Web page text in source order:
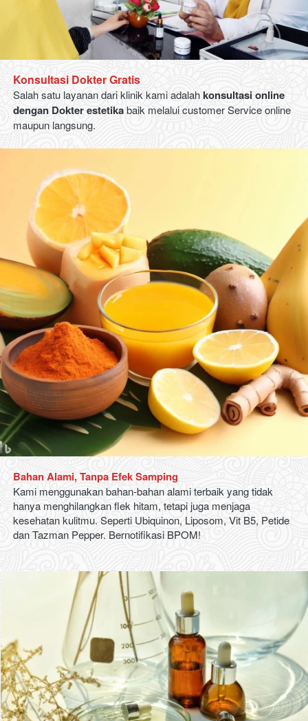
Konsultasi Dokter Gratis
Salah satu layanan dari klinik kami adalah konsultasi online
dengan Dokter estetika baik melalui customer Service online
maupun langsung.
BahanAlami, Tanpa EfekSamping
Kami menggunakan bahan-bahan alami terbaik yang tidak
hanya menghilangkan flek hitam, tetapi juga menjaga
kesehatan kulitmu. Seperti Ubiquinon, Liposom, Vit B5, Petide
dan Tazman Pepper. Bernotifikasi BPOM!